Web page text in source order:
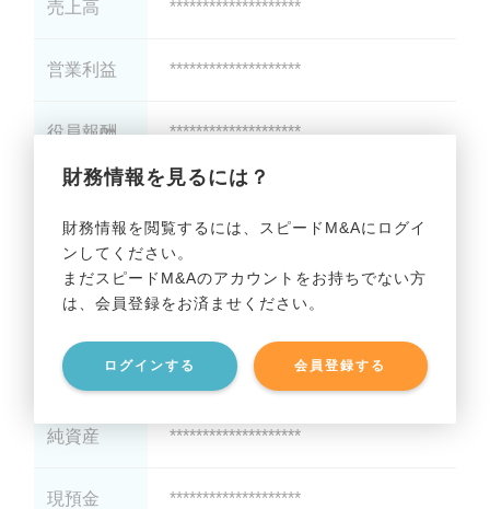
財務情報を見るには？
財務情報を閲覧するには、スピードM&Aにログイ
ンしてください。
まだスピードM&Aのアカウントをお持ちでない方
は、会員登録をお済ませください。
ログインする 会員登録する
売上高 ********************
営業利益 ********************
役員報酬 ********************
貸借対照表（B/S）
総資産 ********************
有利子負債 ********************
純資産 ********************
現預金 ********************